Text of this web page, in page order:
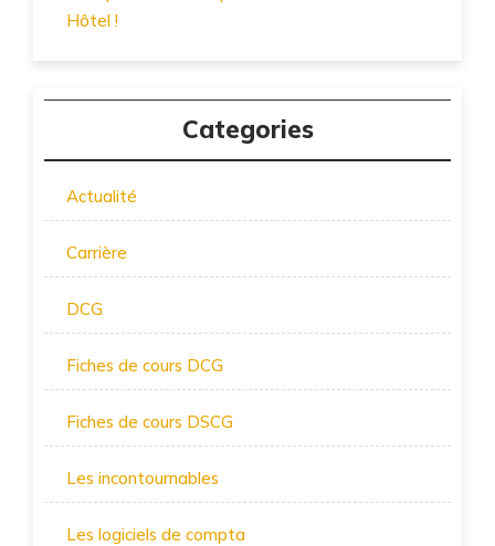
Hôtel !
Categories
Actualité
Carrière
DCG
Fiches de cours DCG
Fiches de cours DSCG
Les incontournables
Les logiciels de compta